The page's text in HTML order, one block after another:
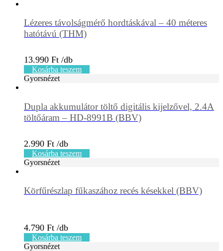
Lézeres távolságmérő hordtáskával – 40 méteres
hatótávú (THM)
13.990 Ft
Kosárba teszem
Gyorsnézet
Dupla akkumulátor töltő digitális kijelzővel, 2.4A
töltőáram – HD-8991B (BBV)
2.990 Ft
Kosárba teszem
Gyorsnézet
Körfűrészlap fűkaszához recés késekkel (BBV)
4.790 Ft
Kosárba teszem
Gyorsnézet